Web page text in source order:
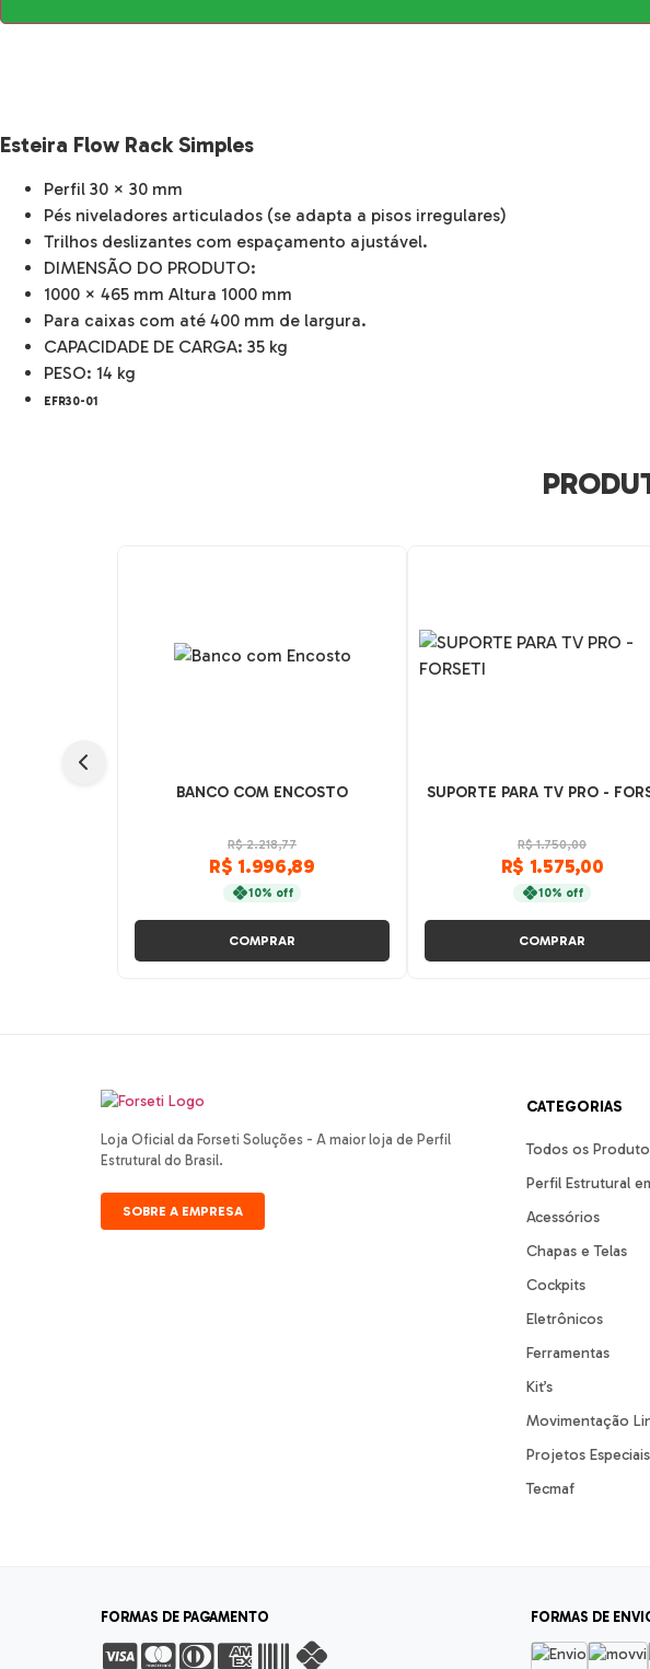
Esteira Flow Rack Simples
Perfil 30 × 30 mm
Pés niveladores articulados (se adapta a pisos irregulares)
Trilhos deslizantes com espaçamento ajustável.
DIMENSÃO DO PRODUTO:
1000 × 465 mm Altura 1000 mm
Para caixas com até 400 mm de largura.
CAPACIDADE DE CARGA: 35 kg
PESO: 14 kg
EFR30-01
BANCO COM ENCOSTO
R$ 2.218,77
R$ 1.996,89
10% off
COMPRAR
SUPORTE PARA TV PRO -
R$ 1.750,00
R$ 1.575,00
10% off
COMPRAR
Loja Oficial da Forseti Soluções - A maior loja de Perfil
Estrutural do Brasil.
SOBRE A EMPRESA
CATEGORIAS
Todos os
Perfil Estrutural
Acessórios
Chapas e Telas
Cockpits
Eletrônicos
Ferramentas
Kit’s
Movimentação
Projetos Especiais
Tecmaf
FORMAS DE PAGAMENTO FORMAS DE